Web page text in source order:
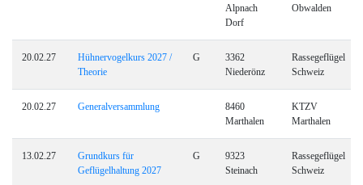
Alpnach
Dorf
Obwalden
20.02.27
Hühnervogelkurs 2027 /
Theorie
G
3362
Niederönz
Rassegeflügel
Schweiz
20.02.27 Generalversammlung
8460
Marthalen
KTZV
Marthalen
13.02.27
Grundkurs für
Geflügelhaltung 2027
G
9323
Steinach
Rassegeflügel
Schweiz